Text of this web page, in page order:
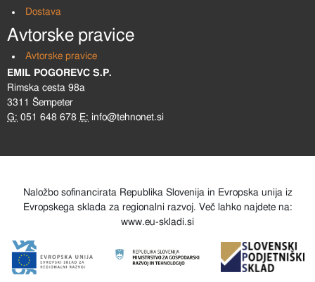
Dostava
Avtorske pravice
Avtorske pravice
EMIL POGOREVC S.P.
Rimska cesta 98a
3311 Šempeter
G: 051 648 678 E: info@tehnonet.si
Naložbo sofinancirata Republika Slovenija in Evropska unija iz
Evropskega sklada za regionalni razvoj. Več lahko najdete na:
www.eu-skladi.si